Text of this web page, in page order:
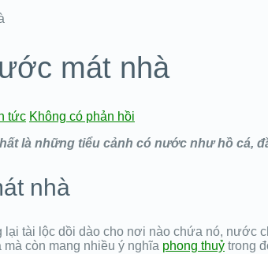
mát nhà
tức Không có phản hồi
là những tiểu cảnh có nước như hồ cá,
nhà
tài lộc dồi dào cho nơi nào chứa nó, nước
còn mang nhiều ý nghĩa phong thuỷ trong